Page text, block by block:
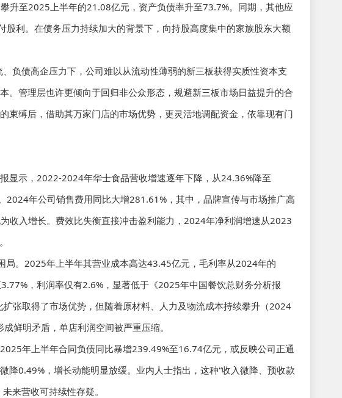
升至2025上半年的21.08亿元，资产负债率升至73.7%。同期，其他应
利。在债务压力持续加大的背景下，向持股高度集中的家族股东大额
负债高企压力下，公司难以从流动性薄弱的新三板获得实质性资本支
。管理层也许更倾向于回归非公众形态，规避新三板市场日益提升的合
束缚后，借助其万家门店的市场优势，更灵活地调配资金，依靠现有门
显示，2022-2024年华士食品营收增速逐年下降，从24.36%降至
年公司销售费用同比大增281.61%，其中，品牌宣传与市场推广高
收入增长。费效比失衡直接冲击盈利能力，2024年净利润增速从2023
局。2025年上半年其营业成本高达43.45亿元，毛利率从2024年的
，利润率仅有2.6%，显著低于《2025年中国餐饮总财务分析报
张取得了市场优势，但随着原材料、人力及物流成本持续攀升（2024
鲜明矛盾，单店利润空间被严重压缩。
年上半年合同负债同比暴增239.49%至16.74亿元，或反映公司正通
降0.49%，增长动能明显放缓。业内人士指出，这种“收入微降、预收款
来营收可持续性存疑。